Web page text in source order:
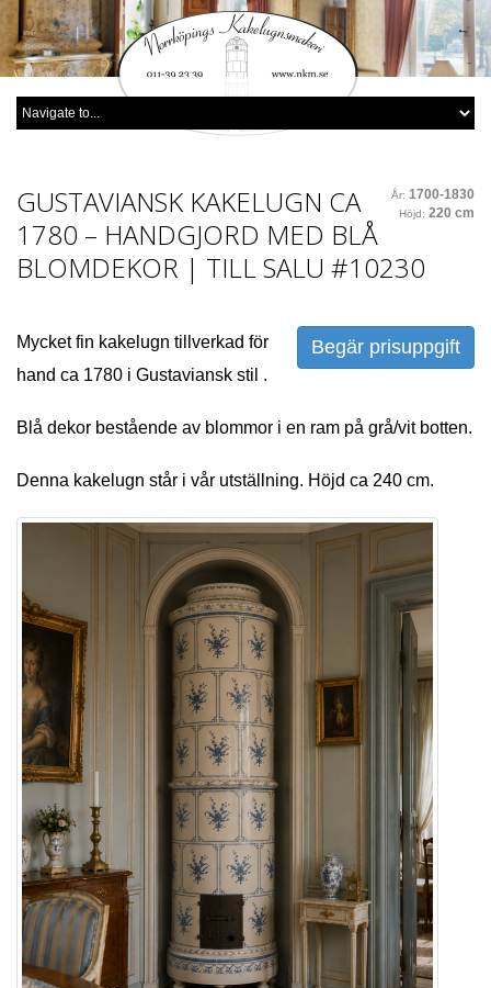
År: 1700-1830
Höjd: 220 cm
GUSTAVIANSK KAKELUGN CA
1780 – HANDGJORD MED BLÅ
BLOMDEKOR | TILL SALU #10230
Begär prisuppgift
​Mycket fin kakelugn tillverkad för
hand ca 1780 i Gustaviansk stil .
Blå dekor bestående av blommor i en ram på grå/vit botten.
Denna kakelugn står i vår utställning. Höjd ca 240 cm.